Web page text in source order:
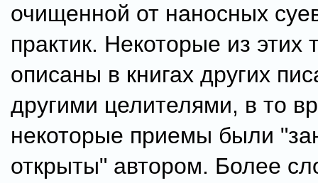
очищенной от наносных
практик. Некоторые из этих
описаны в книгах других
другими целителями, в то
некоторые приемы были
открыты" автором. Более